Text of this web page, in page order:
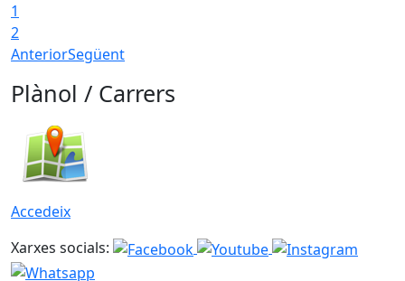
1
2
AnteriorSegüent
Plànol / Carrers
Accedeix
Xarxes socials: